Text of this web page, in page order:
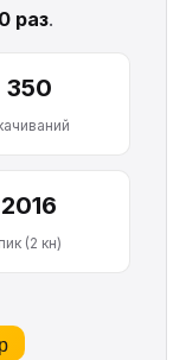
раз.
350
2016
пик (2 кн)